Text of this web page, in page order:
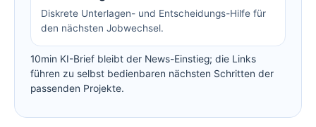
Diskrete Unterlagen- und Entscheidungs-Hilfe für
den nächsten Jobwechsel.
10min KI-Brief bleibt der News-Einstieg; die Links
führen zu selbst bedienbaren nächsten Schritten der
passenden Projekte.